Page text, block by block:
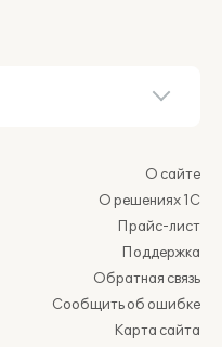
О сайте
О решениях 1С
Прайс-лист
Поддержка
Обратная связь
Сообщить об ошибке
Карта сайта